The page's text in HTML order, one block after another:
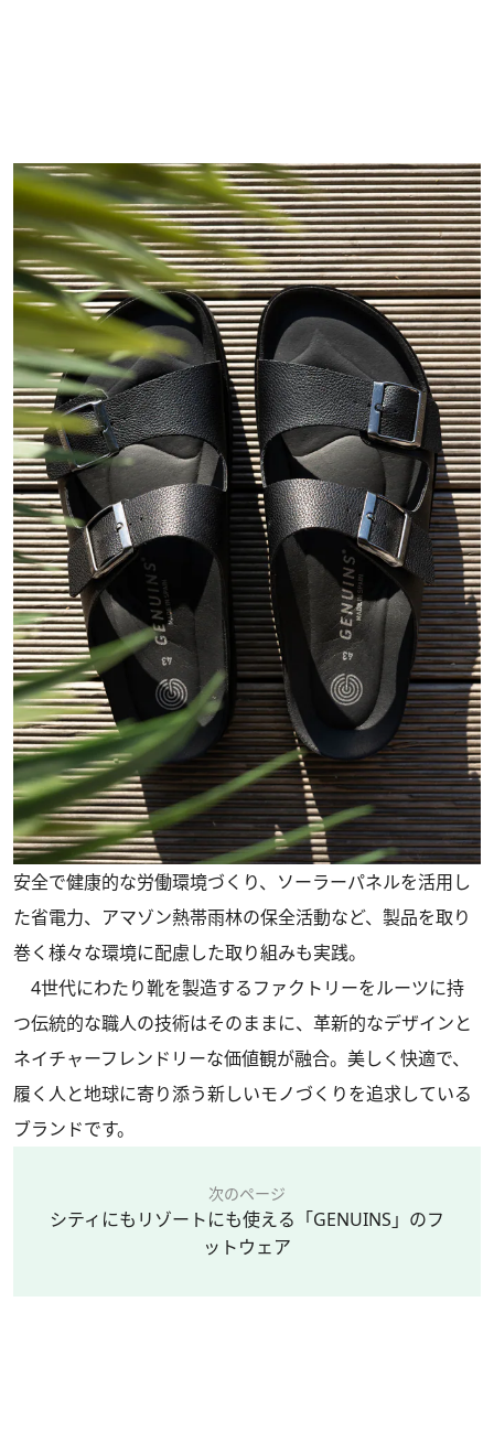
安全で健康的な労働環境づくり、ソーラーパネルを活用し
た省電力、アマゾン熱帯雨林の保全活動など、製品を取り
巻く様々な環境に配慮した取り組みも実践。
4世代にわたり靴を製造するファクトリーをルーツに持
つ伝統的な職人の技術はそのままに、革新的なデザインと
ネイチャーフレンドリーな価値観が融合。美しく快適で、
履く人と地球に寄り添う新しいモノづくりを追求している
ブランドです。
次のページ
シティにもリゾートにも使える「GENUINS」のフ
ットウェア